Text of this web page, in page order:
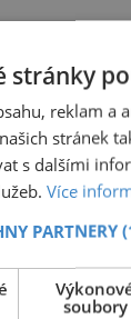
aby
stránky
reklam a
stránek
s dalšími
Více
PARTNERY
soubory